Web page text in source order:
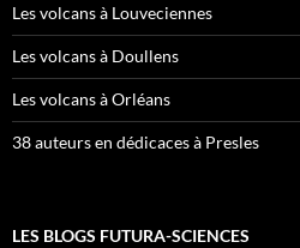
Les volcans à Louveciennes
Les volcans à Doullens
Les volcans à Orléans
38 auteurs en dédicaces à Presles
LES BLOGS FUTURA-SCIENCES